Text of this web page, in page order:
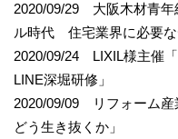
2020/09/29 大阪木材青年
ル時代 住宅業界に必要な
2020/09/24 LIXIL様主催
LINE深堀研修」
2020/09/09 リフォーム産
どう生き抜くか」